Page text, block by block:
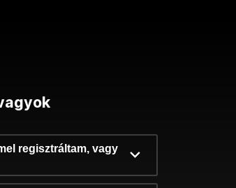
regisztráltam, vagy